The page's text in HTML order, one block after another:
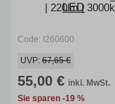
| 220lm | 3000k
Code: I260600
UVP: 67,65 €
55,00 € inkl. MwSt.
Sie sparen -19 %